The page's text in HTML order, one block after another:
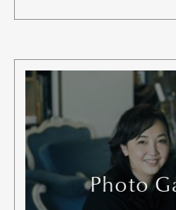
Photo